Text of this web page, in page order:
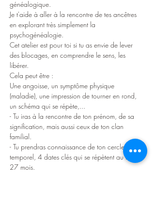
généalogique.
Je t'aide à aller à la rencontre de tes ancêtres
en explorant très simplement la
psychogénéalogie.
Cet atelier est pour toi si tu as envie de lever
des blocages, en comprendre le sens, les
libérer.
Cela peut être :
Une angoisse, un symptôme physique
(maladie), une impression de tourner en rond,
un schéma qui se répète,...
- Tu iras à la rencontre de ton prénom, de sa
signification, mais aussi ceux de ton clan
familial.
- Tu prendras connaissance de ton cercle
temporel, 4 dates clés qui se répètent au fil de
27 mois.